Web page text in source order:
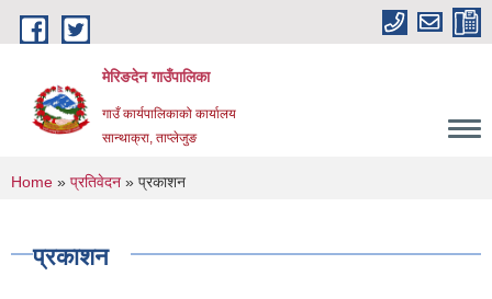
Skip to main content
मेरिङदेन गाउँपालिका
गाउँ कार्यपालिकाको कार्यालय
सान्थाक्रा, ताप्लेजुङ
You are here
Home » प्रतिवेदन » प्रकाशन
प्रकाशन